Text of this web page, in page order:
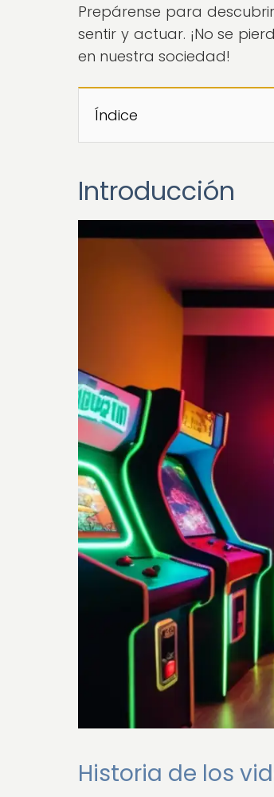
Prepárense para
sentir y actuar. ¡No se
en nuestra sociedad!
Índice
Introducción
Historia de los